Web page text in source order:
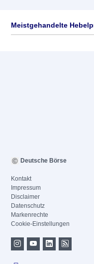
Meistgehandelte
Deutsche Börse
Kontakt
Impressum
Disclaimer
Datenschutz
Markenrechte
Cookie-Einstellungen